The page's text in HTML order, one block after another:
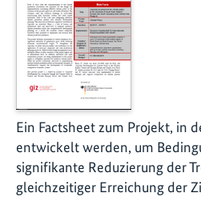
Ein Factsheet zum Projekt, in
entwickelt werden, um
signifikante Reduzierung der
gleichzeitiger Erreichung der